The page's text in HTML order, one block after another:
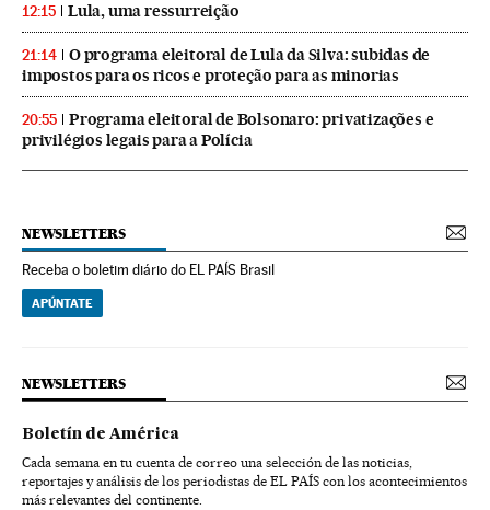
12:15 Lula, uma ressurreição
21:14
O programa eleitoral de Lula da Silva: subidas de
impostos para os ricos e proteção para as minorias
20:55
Programa eleitoral de Bolsonaro: privatizações e
privilégios legais para a Polícia
NEWSLETTERS
Receba o boletim diário do EL PAÍS Brasil
APÚNTATE
NEWSLETTERS
Boletín de América
Cada semana en tu cuenta de correo una selección de las noticias,
reportajes y análisis de los periodistas de EL PAÍS con los acontecimientos
más relevantes del continente.